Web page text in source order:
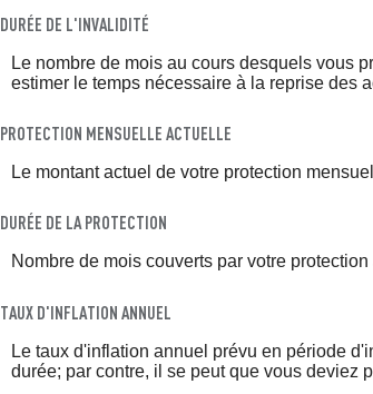
DURÉE DE L'INVALIDITÉ
Le nombre de mois au cours desquels vous
estimer le temps nécessaire à la reprise des
PROTECTION MENSUELLE ACTUELLE
Le montant actuel de votre protection
DURÉE DE LA PROTECTION
Nombre de mois couverts par votre
TAUX D'INFLATION ANNUEL
Le taux d'inflation annuel prévu en période
durée; par contre, il se peut que vous deviez